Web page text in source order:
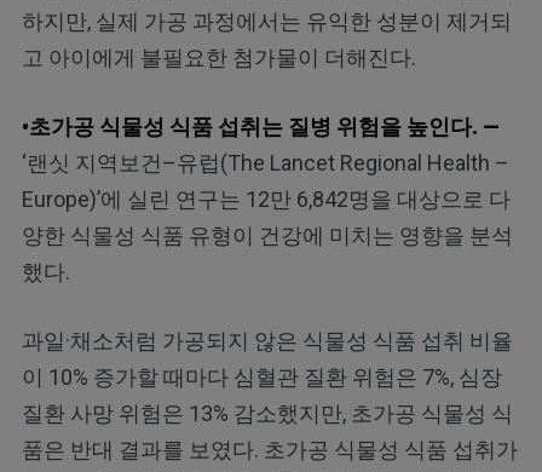
하지만, 실제 가공 과정에서는 유익한 성분이 제거되
고 아이에게 불필요한 첨가물이 더해진다.
•초가공 식물성 식품 섭취는 질병 위험을 높인다. —
‘랜싯 지역보건–유럽(The Lancet Regional Health –
Europe)’에 실린 연구는 12만 6,842명을 대상으로 다
양한 식물성 식품 유형이 건강에 미치는 영향을 분석
했다.
과일·채소처럼 가공되지 않은 식물성 식품 섭취 비율
이 10% 증가할 때마다 심혈관 질환 위험은 7%, 심장
질환 사망 위험은 13% 감소했지만, 초가공 식물성 식
품은 반대 결과를 보였다. 초가공 식물성 식품 섭취가